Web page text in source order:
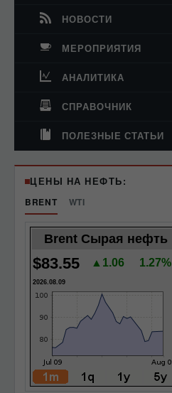
НОВОСТИ
МЕРОПРИЯТИЯ
АНАЛИТИКА
СПРАВОЧНИК
ПОЛЕЗНЫЕ СТАТЬИ
ЦЕНЫ НА НЕФТЬ:
BRENT
WTI
Brent Сырая нефть
$83.55 ▲1.06 1.27%
2026.08.09